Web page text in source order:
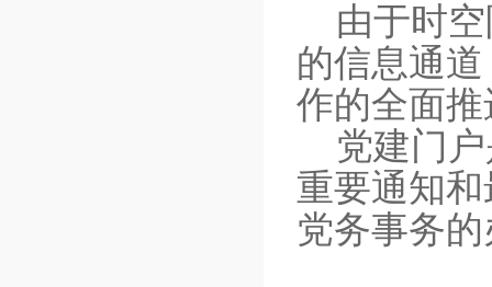
由于时
的信息通
作的全面
党建门
重要通知
党务事务